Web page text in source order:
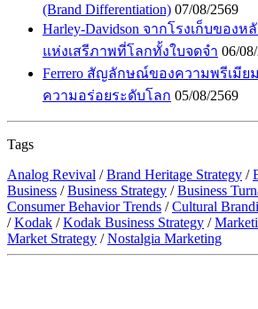
(Brand Differentiation) 07/08/2569
Harley-Davidson จากโรงเก็บขอ
แห่งเสรีภาพที่โลกทั้งใบจดจำ 06/
Ferrero สัญลักษณ์ของความพรีเมี
ความอร่อยระดับโลก 05/08/2569
Tags
Analog Revival /Brand Heritage Strategy /
Business /Business Strategy /Business
Consumer Behavior Trends /Cultural
/Kodak /Kodak Business Strategy /
Market Strategy /Nostalgia Marketing